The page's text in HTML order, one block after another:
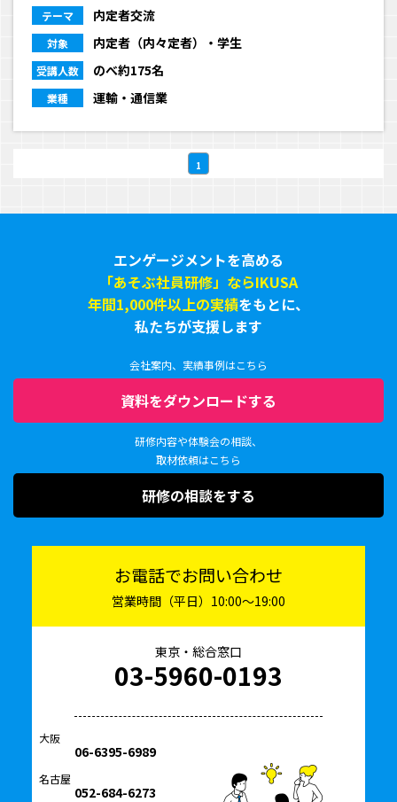
テーマ 内定者交流
対象 内定者（内々定者）・学生
受講人数 のべ約175名
業種 運輸・通信業
1
エンゲージメントを高める
「あそぶ社員研修」ならIKUSA
年間1,000件以上の実績をもとに、
私たちが支援します
会社案内、実績事例はこちら
資料をダウンロードする
研修内容や体験会の相談、
取材依頼はこちら
研修の相談をする
お電話でお問い合わせ
営業時間（平日）10:00〜19:00
東京・総合窓口
03-5960-0193
大阪
06-6395-6989
名古屋
052-684-6273